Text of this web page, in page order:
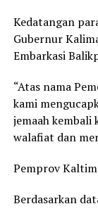
Kedatangan
Gubernur
Embarkasi
“Atas nama
kami
jemaah kembali
walafiat dan
Pemprov Kaltim
Berdasarkan